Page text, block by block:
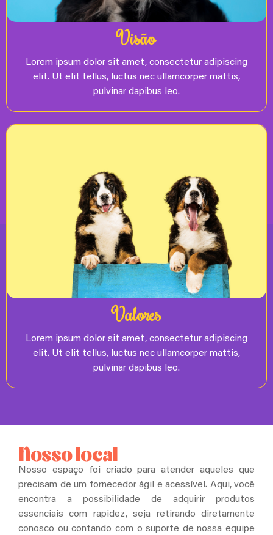
Visão
Lorem ipsum dolor sit amet, consectetur adipiscing
elit. Ut elit tellus, luctus nec ullamcorper mattis,
pulvinar dapibus leo.
Valores
Lorem ipsum dolor sit amet, consectetur adipiscing
elit. Ut elit tellus, luctus nec ullamcorper mattis,
pulvinar dapibus leo.
Nosso local
Nosso espaço foi criado para atender aqueles que
precisam de um fornecedor ágil e acessível. Aqui, você
encontra a possibilidade de adquirir produtos
essenciais com rapidez, seja retirando diretamente
conosco ou contando com o suporte de nossa equipe